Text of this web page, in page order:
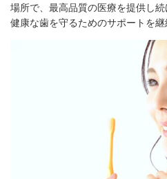
場所で、最高品質の医療を提供し
健康な歯を守るためのサポートを継